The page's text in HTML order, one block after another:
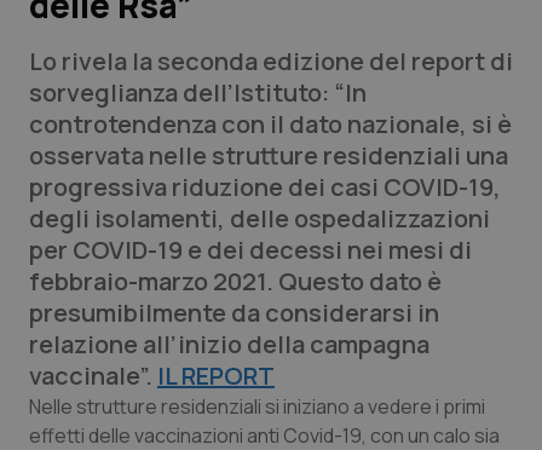
Lettere al direttore
Edizioni Regionali
QS Pro
Professionisti Sanitari.AI
Abruzzo
Basilicata
Calabria
QS Pro Gold
Artrite & artrosi
Asma & BPCO
QS Club Newsletter
Lo rivela la seconda edizione del report di
sorveglianza dell’Istituto: “In
controtendenza con il dato nazionale, si è
osservata nelle strutture residenziali una
progressiva riduzione dei casi COVID-19,
degli isolamenti, delle ospedalizzazioni
per COVID-19 e dei decessi nei mesi di
febbraio-marzo 2021. Questo dato è
presumibilmente da considerarsi in
relazione all’inizio della campagna
vaccinale”. IL REPORT
Nelle strutture residenziali si iniziano a vedere i primi
effetti delle vaccinazioni anti Covid-19, con un calo sia